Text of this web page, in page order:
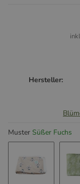
Hersteller:
Muster Süßer Fuchs